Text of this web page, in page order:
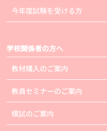
今年度試験を受ける方
学校関係者の方へ
教材購入のご案内
教員セミナーのご案内
模試のご案内